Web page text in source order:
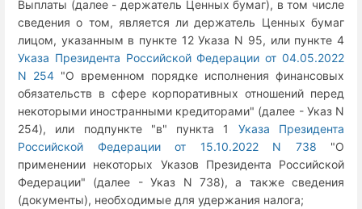
Выплаты (далее - держатель Ценных бумаг), в том числе
сведения о том, является ли держатель Ценных бумаг
лицом, указанным в пункте 12 Указа N 95, или пункте 4
Указа Президента Российской Федерации от 04.05.2022
N 254 "О временном порядке исполнения финансовых
обязательств в сфере корпоративных отношений перед
некоторыми иностранными кредиторами" (далее - Указ N
254), или подпункте "в" пункта 1 Указа Президента
Российской Федерации от 15.10.2022 N 738 "О
применении некоторых Указов Президента Российской
Федерации" (далее - Указ N 738), а также сведения
(документы), необходимые для удержания налога;